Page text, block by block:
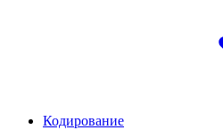
Кодирование